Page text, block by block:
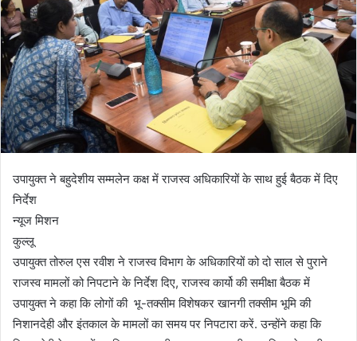
उपायुक्त ने बहुदेशीय सम्मलेन कक्ष में राजस्व अधिकारियों के साथ हुई बैठक में दिए
निर्देश
न्यूज मिशन
कुल्लू
उपायुक्त तोरुल एस रवीश ने राजस्व विभाग के अधिकारियों को दो साल से पुराने
राजस्व मामलों को निपटाने के निर्देश दिए, राजस्व कार्यो की समीक्षा बैठक में
उपायुक्त ने कहा कि लोगों की भू-तक्सीम विशेषकर खानगी तक्सीम भूमि की
निशानदेही और इंतकाल के मामलों का समय पर निपटारा करें. उन्होंने कहा कि